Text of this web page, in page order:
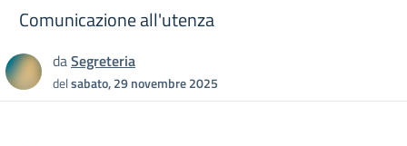
Comunicazione all'utenza
daSegreteria
delsabato, 29 novembre 2025